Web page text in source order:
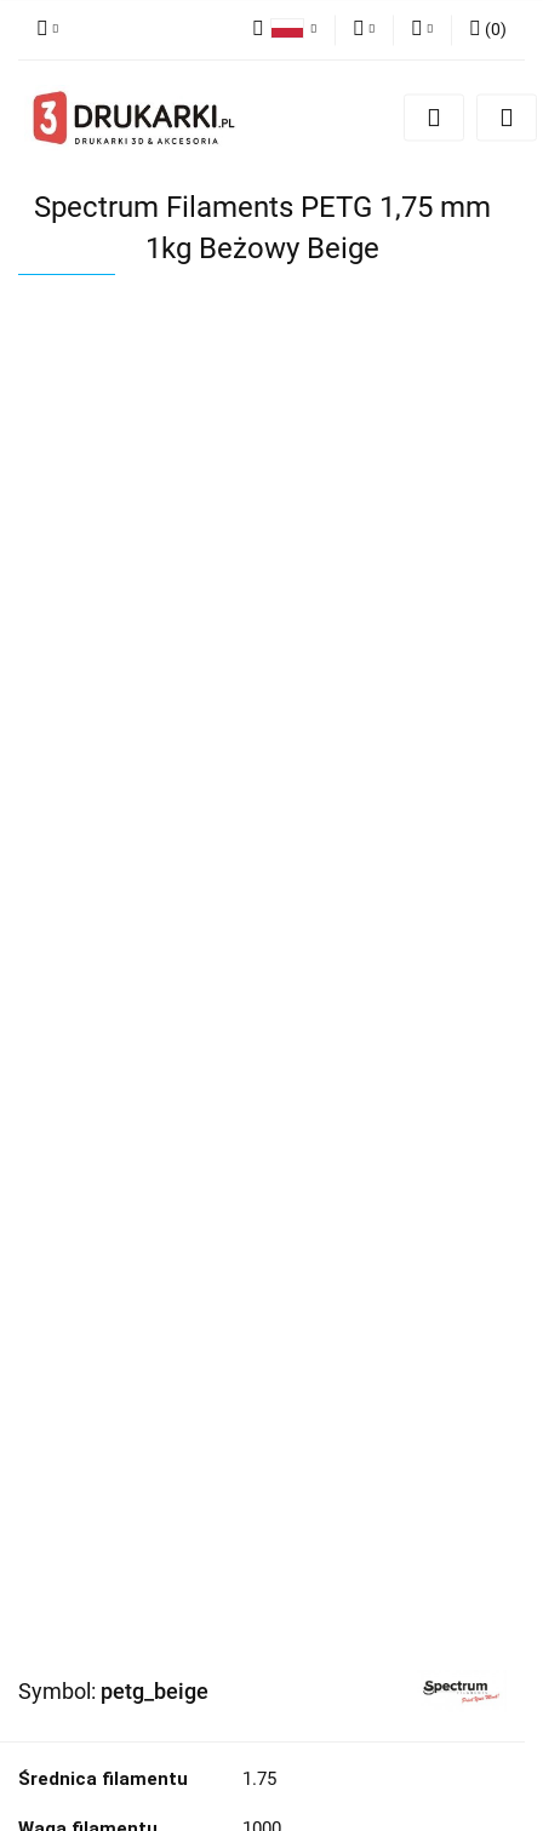
English
Zarejestruj się
(0)
Spectrum Filaments PETG 1,75 mm
1kg Beżowy Beige
Symbol: petg_beige
Średnica filamentu 1.75